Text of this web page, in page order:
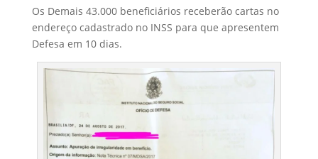
Os Demais 43.000 beneficiários receberão cartas no
endereço cadastrado no INSS para que apresentem
Defesa em 10 dias.